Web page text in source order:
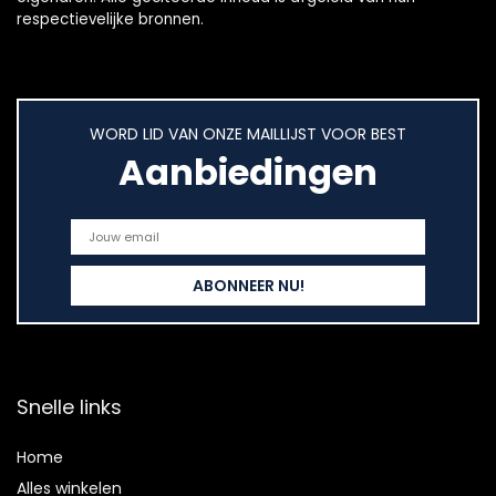
respectievelijke bronnen.
WORD LID VAN ONZE MAILLIJST VOOR BEST
Aanbiedingen
Snelle links
Home
Alles winkelen